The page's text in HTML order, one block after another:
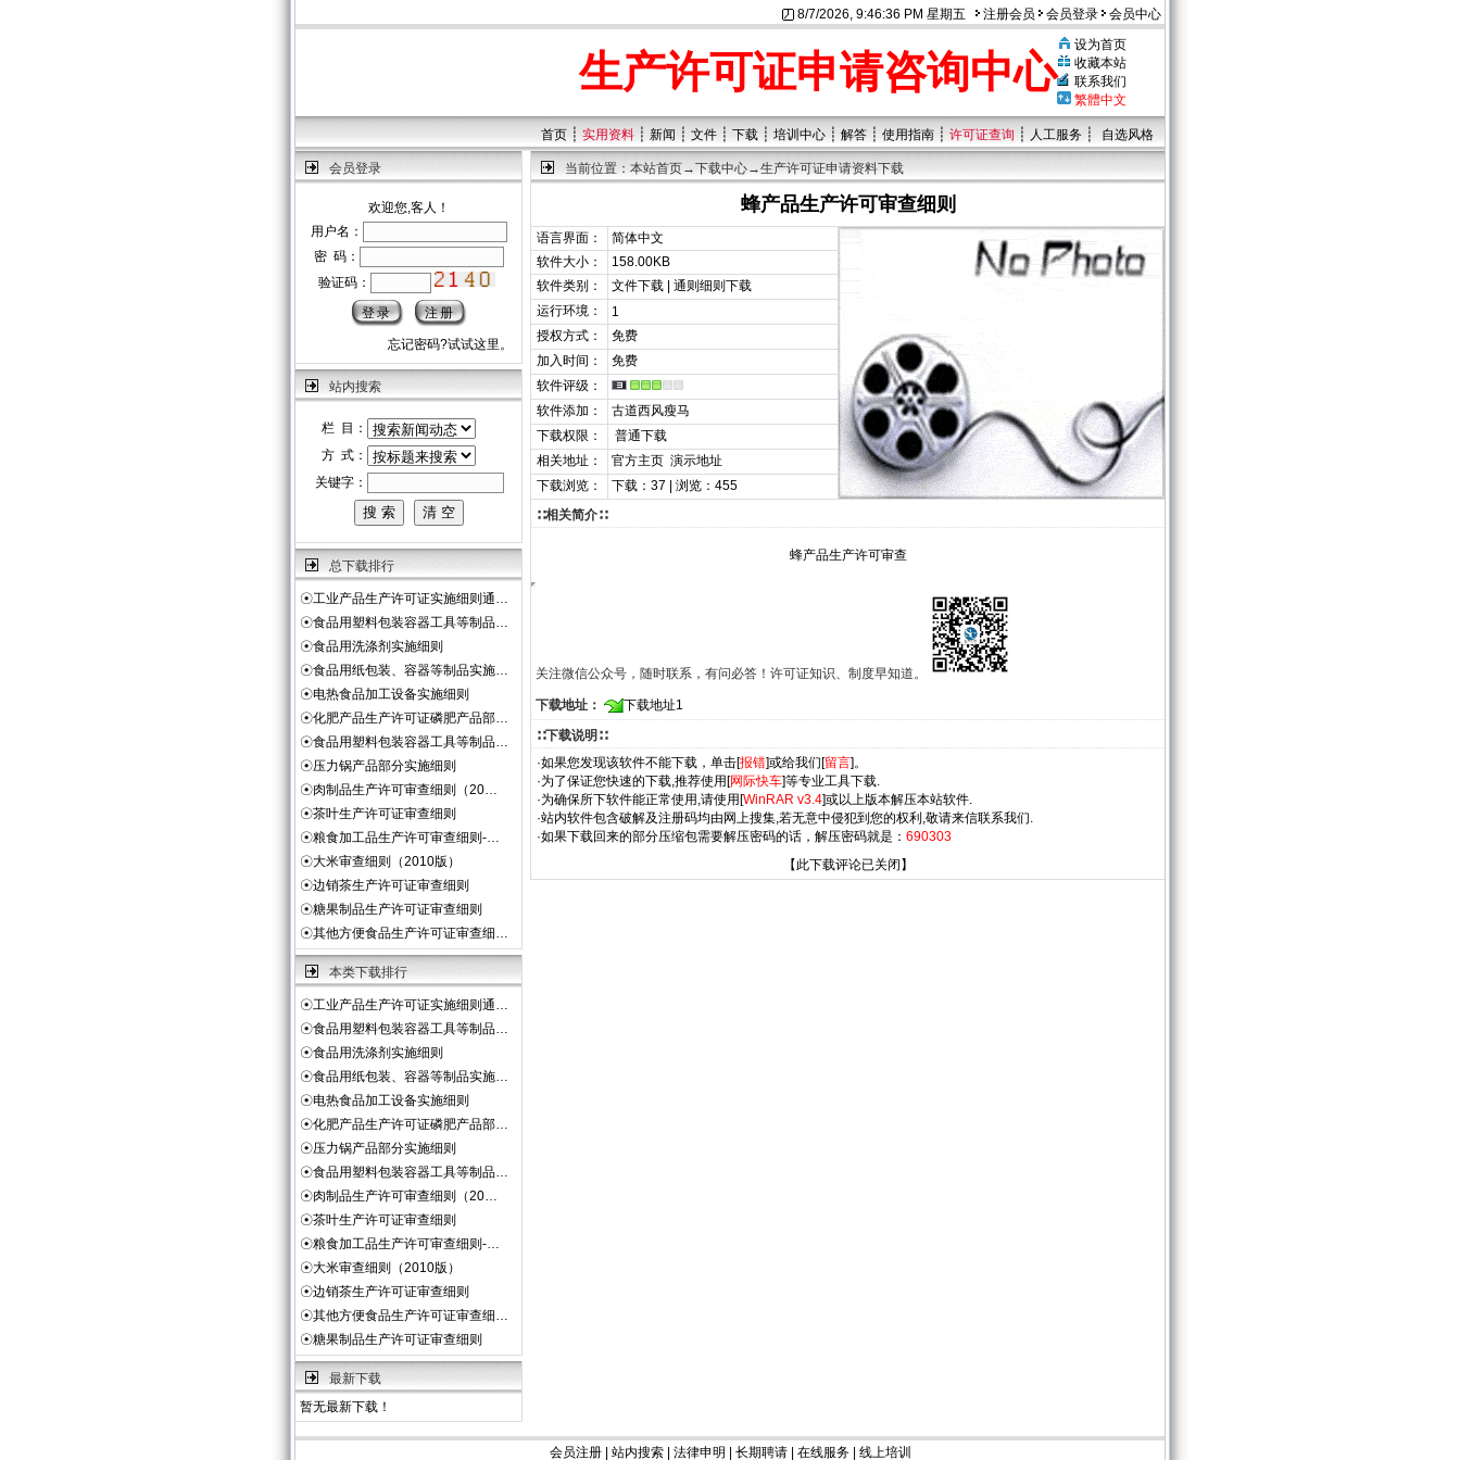
8/7/2026, 9:46:36 PM 星期五 注册会员 会员登录 会员中心
生产许可证申请咨询中心
设为首页
收藏本站
联系我们
繁體中文
首页 ┊ 实用资料 ┊ 新闻 ┊ 文件 ┊ 下载 ┊ 培训中心 ┊ 解答 ┊ 使用指南 ┊ 许可证查询 ┊ 人工服务 ┊ 自选风格
会员登录
欢迎您,客人！
用户名：
密 码：
验证码：
忘记密码?试试这里。
站内搜索
栏 目：
方 式：
关键字：
总下载排行
☉工业产品生产许可证实施细则通…
☉食品用塑料包装容器工具等制品…
☉食品用洗涤剂实施细则
☉食品用纸包装、容器等制品实施…
☉电热食品加工设备实施细则
☉化肥产品生产许可证磷肥产品部…
☉食品用塑料包装容器工具等制品…
☉压力锅产品部分实施细则
☉肉制品生产许可审查细则（20…
☉茶叶生产许可证审查细则
☉粮食加工品生产许可审查细则-…
☉大米审查细则（2010版）
☉边销茶生产许可证审查细则
☉糖果制品生产许可证审查细则
☉其他方便食品生产许可证审查细…
本类下载排行
☉工业产品生产许可证实施细则通…
☉食品用塑料包装容器工具等制品…
☉食品用洗涤剂实施细则
☉食品用纸包装、容器等制品实施…
☉电热食品加工设备实施细则
☉化肥产品生产许可证磷肥产品部…
☉压力锅产品部分实施细则
☉食品用塑料包装容器工具等制品…
☉肉制品生产许可审查细则（20…
☉茶叶生产许可证审查细则
☉粮食加工品生产许可审查细则-…
☉大米审查细则（2010版）
☉边销茶生产许可证审查细则
☉其他方便食品生产许可证审查细…
☉糖果制品生产许可证审查细则
最新下载
暂无最新下载！
当前位置： 本站首页→下载中心→生产许可证申请资料下载
蜂产品生产许可审查细则
语言界面：
简体中文
软件大小：
158.00KB
软件类别：
文件下载 | 通则细则下载
运行环境：
1
授权方式：
免费
加入时间：
免费
软件评级：
软件添加：
古道西风瘦马
下载权限：
普通下载
相关地址：
官方主页 演示地址
下载浏览：
下载：37 | 浏览：455
∷相关简介∷
蜂产品生产许可审查
关注微信公众号，随时联系，有问必答！许可证知识、制度早知道。
下载地址：
下载地址1
∷下载说明∷
·如果您发现该软件不能下载，单击[报错]或给我们[留言]。
·为了保证您快速的下载,推荐使用[网际快车]等专业工具下载.
·为确保所下软件能正常使用,请使用[WinRAR v3.4]或以上版本解压本站软件.
·站内软件包含破解及注册码均由网上搜集,若无意中侵犯到您的权利,敬请来信联系我们.
·如果下载回来的部分压缩包需要解压密码的话，解压密码就是： 690303
【此下载评论已关闭】
会员注册| 站内搜索| 法律申明 长期聘请| 在线服务| 线上培训